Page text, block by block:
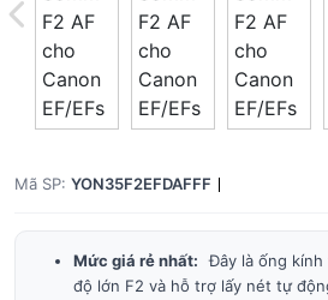
Mã SP: YON35F2EFDAFFF
Mức giá rẻ nhất:
Đây là ống
độ lớn F2 và hỗ trợ lấy nét tự
Giá trên 1SP
Tổng giá